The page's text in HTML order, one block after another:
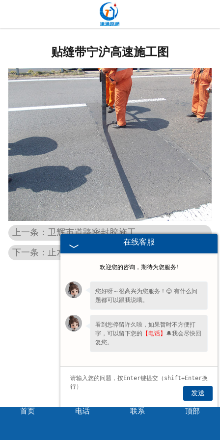
新闻中心
发货现场
工程案例
厂容厂貌
联系我们
贴缝带宁沪高速施工图
上一条：卫辉市道路密封胶施工
下一条：止水带施工
首页 电话 联系 顶部
在线客服
欢迎您的咨询，期待为您服务!
您好呀～很高兴为您服务！😊 有什么问
题都可以跟我说哦。
看到您停留许久啦，如果暂时不方便打
字，可以留下您的 【电话】 🔔我会尽快回
复您。
发送